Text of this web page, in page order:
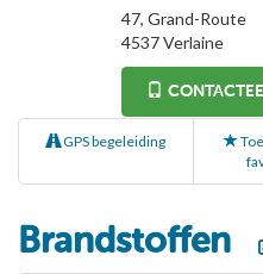
47, Grand-Route
4537Verlaine
GPS begeleiding
Brandstoffen